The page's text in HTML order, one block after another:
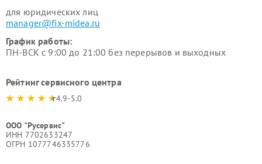
для юридических лиц
manager@fix-midea.ru
График работы:
ПН-ВСК с 9:00 до 21:00 без перерывов и выходных
Рейтинг сервисного центра
4.9-5.0
ООО "Русервис"
ИНН 7702633247
ОГРН 1077746335776